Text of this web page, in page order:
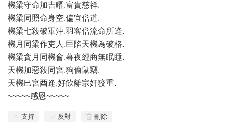
機梁守命加吉曜.富貴慈祥.
機梁同照命身空.偏宜僧道.
機梁七殺破軍沖.羽客僧流命所逢.
機月同梁作吏人.巨陷天機為破格.
機梁貪月同機會.暮夜經商無眠睡.
天機加惡殺同宮.狗偷鼠竊.
天機巳宮酉逢.好飲離宗奸狡重.
~~~~~感恩~~~~~
支持 反對 刪除